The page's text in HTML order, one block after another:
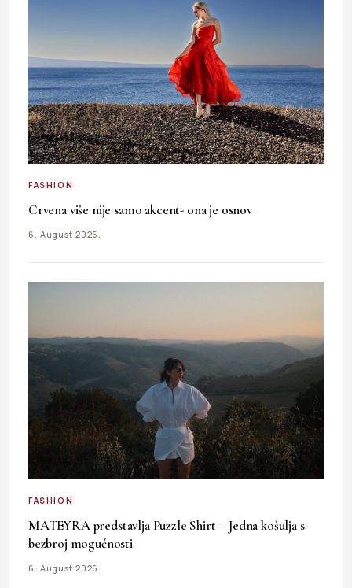
FASHION
Crvena više nije samo akcent- ona je osnov
6. August 2026.
FASHION
MATEYRA predstavlja Puzzle Shirt – Jedna košulja s
bezbroj mogućnosti
6. August 2026.